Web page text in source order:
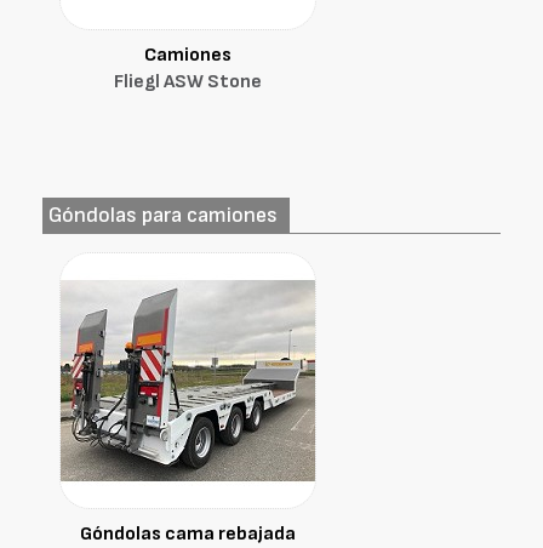
Camiones
Fliegl ASW Stone
Góndolas para camiones
Góndolas cama rebajada